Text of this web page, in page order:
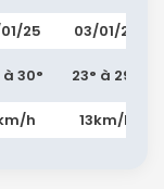
25
à 30°
h
03/01/25
23° à 29°
13km/h